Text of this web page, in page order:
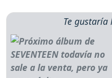
Te gustaría